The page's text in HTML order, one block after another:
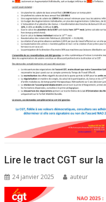
Lire le tract CGT sur
24 janvier 2025 auteur